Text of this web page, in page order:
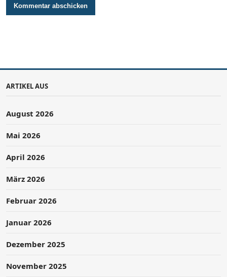
ARTIKEL AUS
August 2026
Mai 2026
April 2026
März 2026
Februar 2026
Januar 2026
Dezember 2025
November 2025